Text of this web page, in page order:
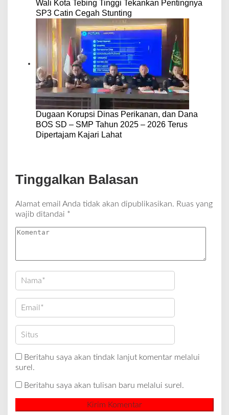
Wali Kota Tebing Tinggi Tekankan Pentingnya
SP3 Catin Cegah Stunting
Dugaan Korupsi Dinas Perikanan, dan Dana
BOS SD – SMP Tahun 2025 – 2026 Terus
Dipertajam Kajari Lahat
Tinggalkan Balasan
Alamat email Anda tidak akan dipublikasikan. Ruas yang
wajib ditandai *
Beritahu saya akan tindak lanjut komentar melalui
surel.
Beritahu saya akan tulisan baru melalui surel.